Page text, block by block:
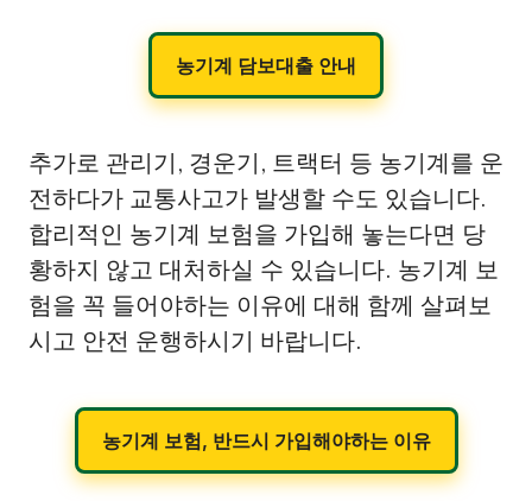
농기계 담보대출 안내
추가로 관리기, 경운기, 트랙터 등 농기계를 운
전하다가 교통사고가 발생할 수도 있습니다.
합리적인 농기계 보험을 가입해 놓는다면 당
황하지 않고 대처하실 수 있습니다. 농기계 보
험을 꼭 들어야하는 이유에 대해 함께 살펴보
시고 안전 운행하시기 바랍니다.
농기계 보험, 반드시 가입해야하는 이유